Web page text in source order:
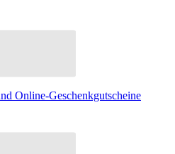
Online-Geschenkgutscheine